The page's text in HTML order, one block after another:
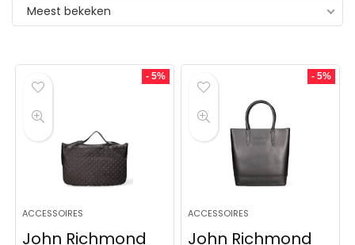
Meest bekeken
- 5%
ACCESSOIRES
John Richmond
- 5%
ACCESSOIRES
John Richmond